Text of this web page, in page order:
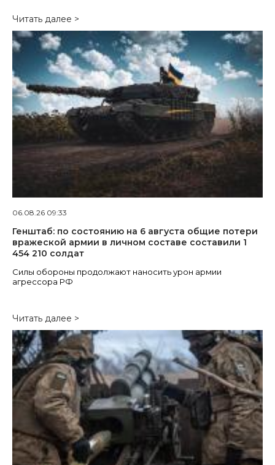
Читать далее >
06.08.26 09:33
Генштаб: по состоянию на 6 августа общие потери
вражеской армии в личном составе составили 1
454 210 солдат
Силы обороны продолжают наносить урон армии
агрессора РФ
Читать далее >